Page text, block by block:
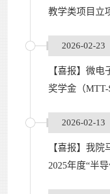
教学类项目立
2026-02-23
【喜报】微
奖学金（MTT-
2026-02-13
【喜报】我
2025年度“半